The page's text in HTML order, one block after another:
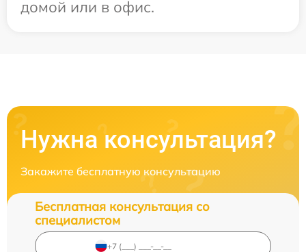
домой или в офис.
Нужна консультация?
Закажите бесплатную консультацию
Бесплатная консультация со
специалистом